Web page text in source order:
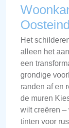
Oosteind
Het
alleen het
een
grondige
randen af en
de muren
wilt creëren –
tinten voor